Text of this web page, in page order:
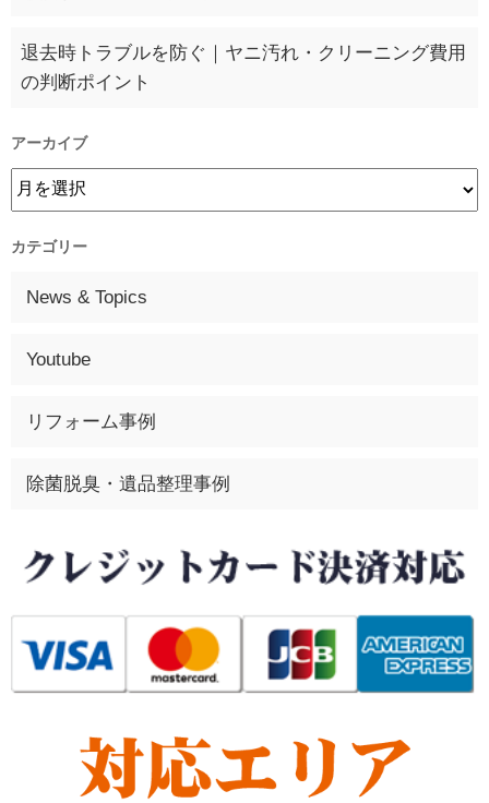
退去時トラブルを防ぐ｜ヤニ汚れ・クリーニング費用
の判断ポイント
アーカイブ
カテゴリー
News & Topics
Youtube
リフォーム事例
除菌脱臭・遺品整理事例